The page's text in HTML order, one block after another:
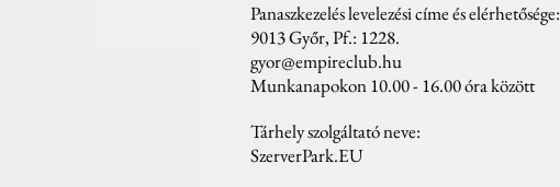
Panaszkezelés levelezési címe és elérhetősége:
9013 Győr, Pf.: 1228.
gyor@empireclub.hu
Munkanapokon 10.00 - 16.00 óra között
Tárhely szolgáltató neve:
SzerverPark.EU